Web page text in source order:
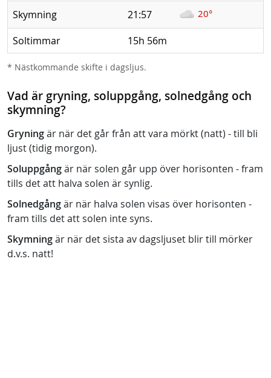
Skymning 21:57 20°
Soltimmar 15h 56m
* Nästkommande skifte i dagsljus.
Vad är gryning, soluppgång, solnedgång och
skymning?
Gryningär när det går från att vara mörkt (natt) - till bli
ljust (tidig morgon).
Soluppgångär när solen går upp över horisonten - fram
tills det att halva solen är synlig.
Solnedgångär när halva solen visas över horisonten -
fram tills det att solen inte syns.
Skymningär när det sista av dagsljuset blir till mörker
d.v.s. natt!